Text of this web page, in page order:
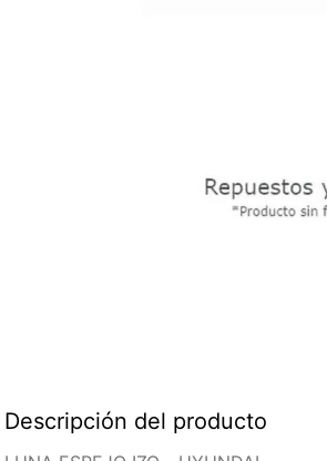
Descripción del producto